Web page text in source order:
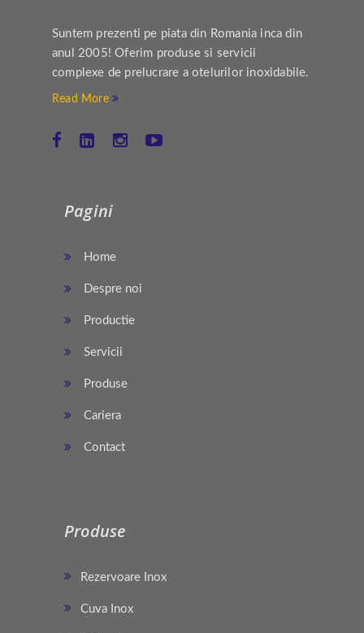
Suntem prezenti pe piata din Romania inca din
anul 2005! Oferim produse si servicii
complexe de prelucrare a otelurilor inoxidabile.
Read More
Pagini
Home
Despre noi
Productie
Servicii
Produse
Cariera
Contact
Produse
Rezervoare Inox
Cuva Inox